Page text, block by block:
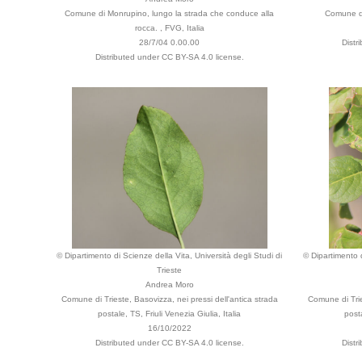
Comune di Monrupino, lungo la strada che conduce alla
rocca. , FVG, Italia
28/7/04 0.00.00
Distributed under CC BY-SA 4.0 license.
Comune
© Dipartimento di Scienze della Vita, Università degli Studi di
Trieste
Andrea Moro
Comune di Trieste, Basovizza, nei pressi dell'antica strada
postale, TS, Friuli Venezia Giulia, Italia
16/10/2022
Distributed under CC BY-SA 4.0 license.
© Dipartimento
Comune di